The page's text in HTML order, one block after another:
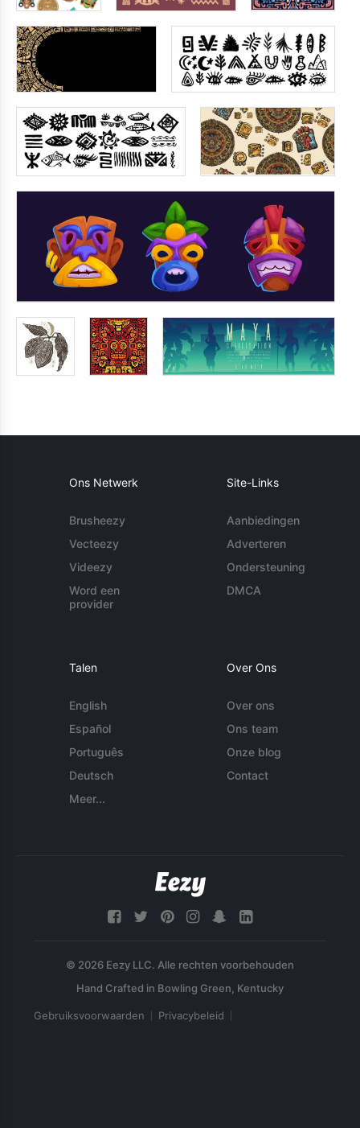
Ons Netwerk
Brusheezy
Vecteezy
Videezy
Word een
provider
Site-Links
Aanbiedingen
Adverteren
Ondersteuning
DMCA
Talen
English
Español
Português
Deutsch
Meer...
Over Ons
Over ons
Ons team
Onze blog
Contact
© 2026 Eezy LLC. Alle rechten voorbehouden
Gebruiksvoorwaarden Privacybeleid